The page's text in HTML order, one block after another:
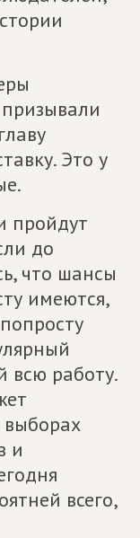
Это у
пройдут
до
что шансы
имеются,
всю работу.
выборах
и
всего,